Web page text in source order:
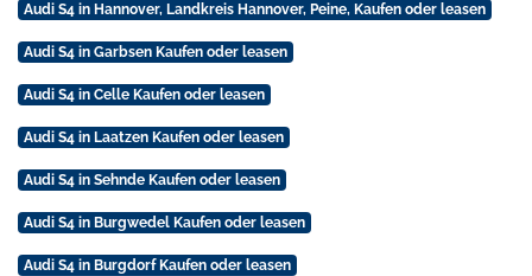
Audi S4 in Hannover, Landkreis Hannover, Peine, Kaufen oder leasen
Audi S4 in Garbsen Kaufen oder leasen
Audi S4 in Celle Kaufen oder leasen
Audi S4 in Laatzen Kaufen oder leasen
Audi S4 in Sehnde Kaufen oder leasen
Audi S4 in Burgwedel Kaufen oder leasen
Audi S4 in Burgdorf Kaufen oder leasen